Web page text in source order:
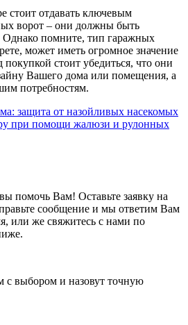
стоит отдавать ключевым
ворот – они должны быть
помните, тип гаражных
может иметь огромное значение
покупкой стоит убедиться, что они
Вашего дома или помещения, а
потребностям.
защита от назойливых насекомых
при помощи жалюзи и рулонных
помочь Вам! Оставьте заявку на
сообщение и мы ответим Вам
или же свяжитесь с нами по
выбором и назовут точную